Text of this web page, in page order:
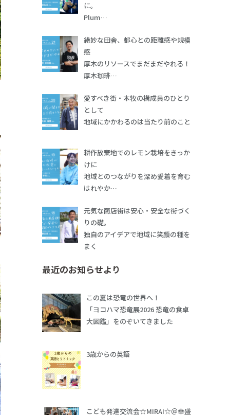
に。
Plum…
絶妙な田舎、都心との距離感や規模
感
厚木のリソースでまだまだやれる！
厚木珈琲…
愛すべき街・本牧の構成員のひとり
として
地域にかかわるのは当たり前のこと
耕作放棄地でのレモン栽培をきっか
けに
地域とのつながりを深め愛着を育む
はれやか…
元気な商店街は安心・安全な街づく
りの礎。
独自のアイデアで地域に笑顔の種を
まく
最近のお知らせより
この夏は恐竜の世界へ！
「ヨコハマ恐竜展2026 恐竜の食卓
大図鑑」をのぞいてきました
3歳からの英語
こども発達交流会☆MIRAI☆＠幸盛